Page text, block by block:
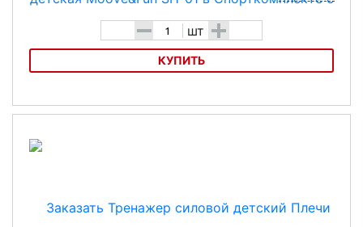
- шт +
КУПИТЬ
Беговая дорожка механическая детская Moove&Fun SH-01